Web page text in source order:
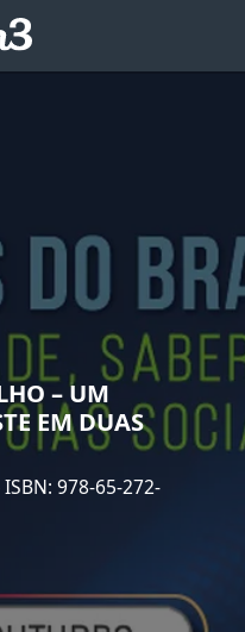
– UM
EM DUAS
ISBN: 978-65-272-